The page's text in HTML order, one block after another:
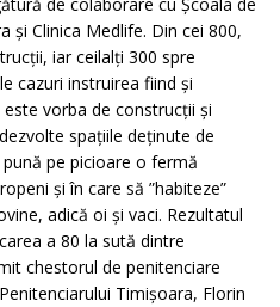
de colaborare cu Școala de
și Clinica Medlife. Din cei 800,
iar ceilalți 300 spre
cazuri instruirea fiind și
vorba de construcții și
spațiile deținute de
pe picioare o fermă
și în care să ”habiteze”
adică oi și vaci. Rezultatul
a 80 la sută dintre
chestorul de penitenciare
Timișoara, Florin